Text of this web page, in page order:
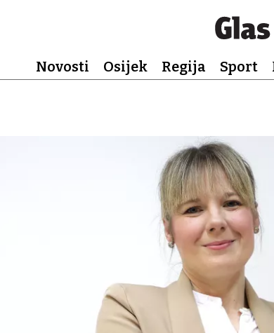
Novosti Osijek Regija Sport